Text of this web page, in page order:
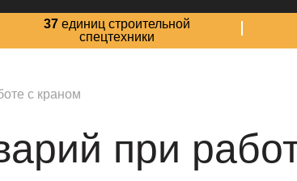
37единиц строительной
спецтехники
с краном
при